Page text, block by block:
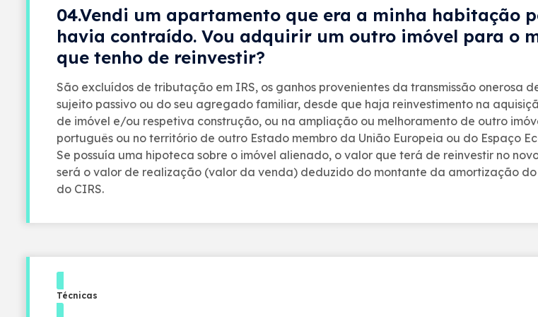
04.Vendi um apartamento que era a minha habitação
havia contraído. Vou adquirir um outro imóvel para o
que tenho de reinvestir?
São excluídos de tributação em IRS, os ganhos provenientes da transmissão onerosa
sujeito passivo ou do seu agregado familiar, desde que haja reinvestimento na
de imóvel e/ou respetiva construção, ou na ampliação ou melhoramento de outro
português ou no território de outro Estado membro da União Europeia ou do Espaço
Se possuía uma hipoteca sobre o imóvel alienado, o valor que terá de reinvestir no
será o valor de realização (valor da venda) deduzido do montante da amortização do
do CIRS.
Técnicas